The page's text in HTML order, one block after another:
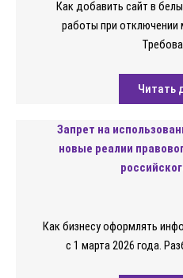
Как добавить сайт в
работы при отключении
Читать
Запрет на
новые реалии
Как бизнесу оформлять
с 1 марта 2026 года.